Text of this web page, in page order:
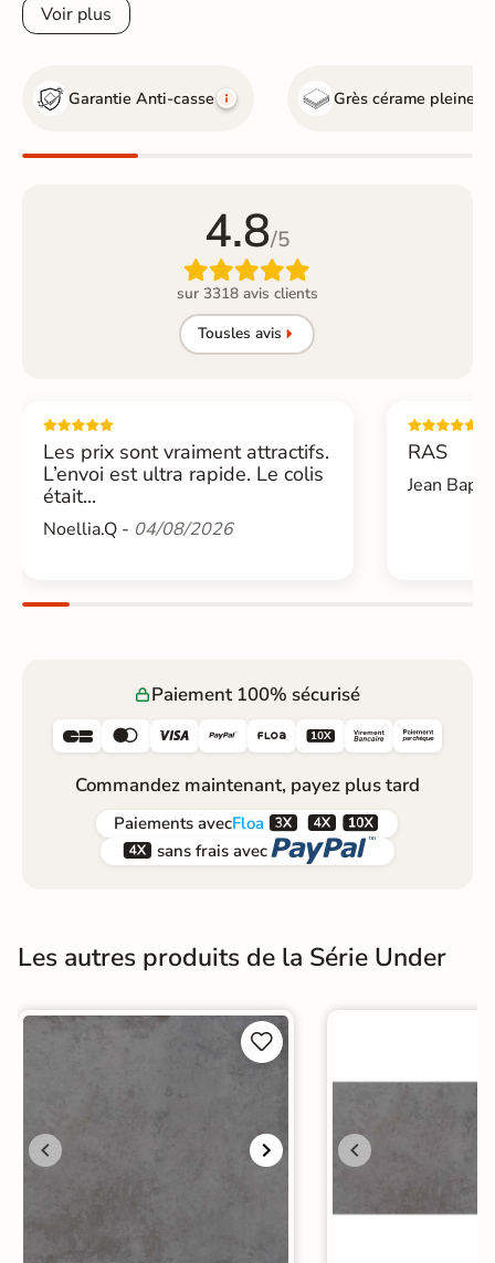
Voir plus
Garantie Anti-casse Grès cérame pleine
4.8/5

sur 3318 avis clients
Tousles avis
Les prix sont vraiment attractifs.
L’envoi est ultra rapide. Le colis
était...
Noellia.Q - 04/08/2026
RAS
Jean
Paiement 100% sécurisé
     
Commandez maintenant, payez plus tard
Paiements avecFloa  
 sans frais avec 
Les autres produits de la Série Under

